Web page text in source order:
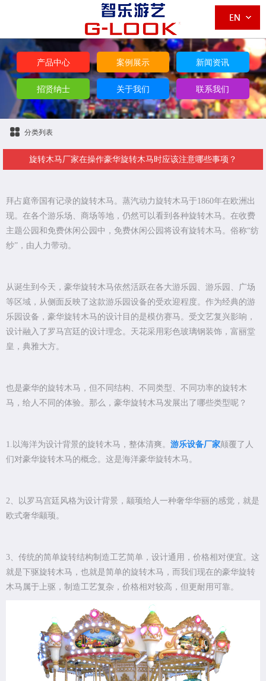
产品中心 案例展示 新闻资讯
招贤纳士 关于我们 联系我们
分类列表
旋转木马厂家在操作豪华旋转木马时应该注意哪些事项？
拜占庭帝国有记录的旋转木马。蒸汽动力旋转木马于1860年在欧洲出
现。在各个游乐场、商场等地，仍然可以看到各种旋转木马。在收费
主题公园和免费休闲公园中，免费休闲公园将设有旋转木马。俗称“纺
纱”，由人力带动。
从诞生到今天，豪华旋转木马依然活跃在各大游乐园、游乐园、广场
等区域，从侧面反映了这款游乐园设备的受欢迎程度。作为经典的游
乐园设备，豪华旋转木马的设计目的是模仿赛马。受文艺复兴影响，
设计融入了罗马宫廷的设计理念。天花采用彩色玻璃钢装饰，富丽堂
皇，典雅大方。
也是豪华的旋转木马，但不同结构、不同类型、不同功率的旋转木
马，给人不同的体验。那么，豪华旋转木马发展出了哪些类型呢？
1.以海洋为设计背景的旋转木马，整体清爽。 游乐设备厂家颠覆了人
们对豪华旋转木马的概念。这是海洋豪华旋转木马。
2、以罗马宫廷风格为设计背景，颛顼给人一种奢华华丽的感觉，就是
欧式奢华颛顼。
3、传统的简单旋转结构制造工艺简单，设计通用，价格相对便宜。这
就是下驱旋转木马，也就是简单的旋转木马，而我们现在的豪华旋转
木马属于上驱，制造工艺复杂，价格相对较高，但更耐用可靠。